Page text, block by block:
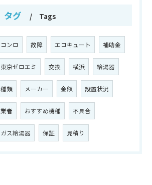
タグ Tags
コンロ 故障 エコキュート 補助金
東京ゼロエミ 交換 横浜 給湯器
種類 メーカー 金額 設置状況
業者 おすすめ機種 不具合
ガス給湯器 保証 見積り